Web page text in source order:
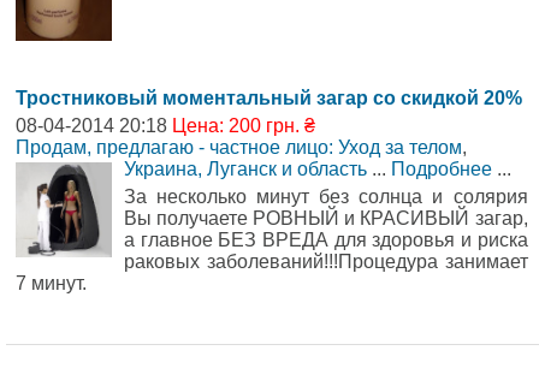
Тростниковый моментальный загар со скидкой 20%
08-04-2014 20:18 Цена: 200 грн. ₴
Продам, предлагаю - частное лицо: Уход за телом,
Украина, Луганск и область ... Подробнее ...
За несколько минут без солнца и солярия
Вы получаете РОВНЫЙ и КРАСИВЫЙ загар,
а главное БЕЗ ВРЕДА для здоровья и риска
раковых заболеваний!!!Процедура занимает
7 минут.